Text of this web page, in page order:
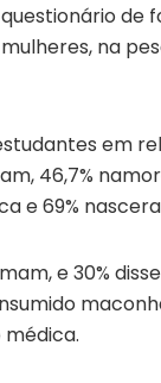
de
na
em
46,7%
e 69%
e 30%